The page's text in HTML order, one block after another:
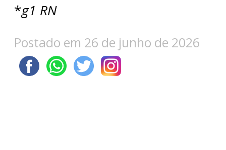
*g1 RN
Postado em 26 de junho de 2026